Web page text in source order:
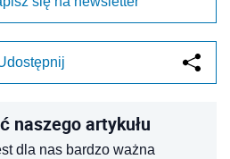
naszego artykułu
dla nas bardzo ważna